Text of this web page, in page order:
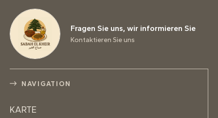
Fragen Sie uns, wir informieren Sie
Kontaktieren Sie uns
NAVIGATION
KARTE